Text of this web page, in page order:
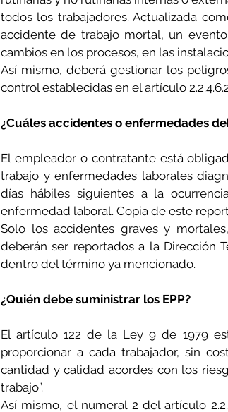
todos los trabajadores. Actualizada
accidente de trabajo mortal, un
cambios en los procesos, en las
Así mismo, deberá gestionar los
control establecidas en el artículo
¿Cuáles accidentes o enfermedades
El empleador o contratante está
trabajo y enfermedades laborales
días hábiles siguientes a la
enfermedad laboral. Copia de este
Solo los accidentes graves y
deberán ser reportados a la Dirección
dentro del término ya mencionado.
¿Quién debe suministrar los EPP?
El artículo 122 de la Ley 9 de 1979
proporcionar a cada trabajador, sin
cantidad y calidad acordes con los
trabajo”.
Así mismo, el numeral 2 del artículo